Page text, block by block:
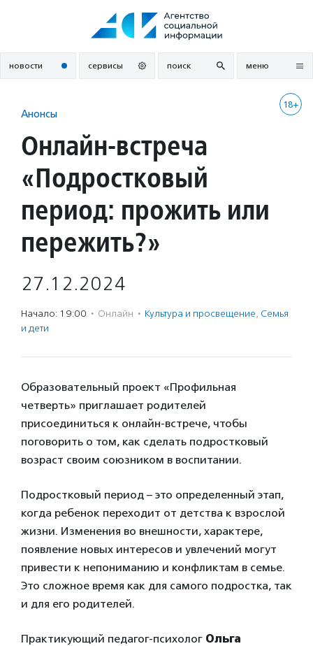
новости сервисы поиск меню
18+
Анонсы
Онлайн-встреча
«Подростковый
период: прожить или
пережить?»
27.12.2024
Начало: 19:00 · Онлайн · Культура и просвещение, Семья
и дети
Образовательный проект «Профильная
четверть» приглашает родителей
присоединиться к онлайн-встрече, чтобы
поговорить о том, как сделать подростковый
возраст своим союзником в воспитании.
Подростковый период – это определенный этап,
когда ребенок переходит от детства к взрослой
жизни. Изменения во внешности, характере,
появление новых интересов и увлечений могут
привести к непониманию и конфликтам в семье.
Это сложное время как для самого подростка, так
и для его родителей.
Практикующий педагог-психолог Ольга